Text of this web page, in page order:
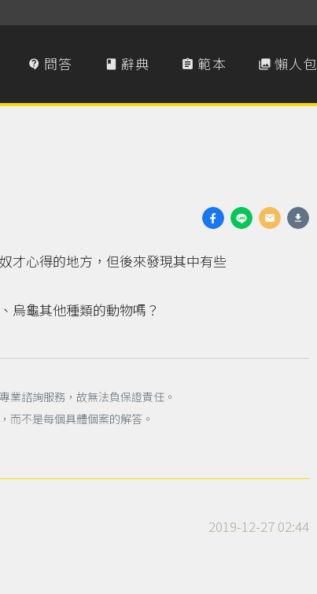
 問答  辭典  範本  懶人包
才心得的地方，但後來發現其中有些
烏龜其他種類的動物嗎？
業諮詢服務，故無法負保證責任。
而不是每個具體個案的解答。
2019-12-27 02:44